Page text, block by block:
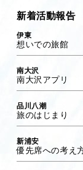
新着活動報告
伊東
想いでの旅館
南大沢
南大沢アプリ
品川八潮
旅のはじまり
新浦安
優先席への考え